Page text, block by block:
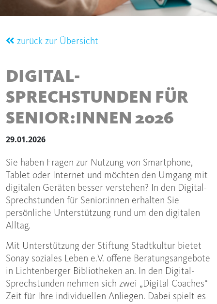
zurück zur Übersicht
DIGITAL-
SPRECHSTUNDEN FÜR
SENIOR:INNEN 2026
29.01.2026
Sie haben Fragen zur Nutzung von Smartphone,
Tablet oder Internet und möchten den Umgang mit
digitalen Geräten besser verstehen? In den Digital-
Sprechstunden für Senior:innen erhalten Sie
persönliche Unterstützung rund um den digitalen
Alltag.
Mit Unterstützung der Stiftung Stadtkultur bietet
Sonay soziales Leben e.V. offene Beratungsangebote
in Lichtenberger Bibliotheken an. In den Digital-
Sprechstunden nehmen sich zwei „Digital Coaches“
Zeit für Ihre individuellen Anliegen. Dabei spielt es